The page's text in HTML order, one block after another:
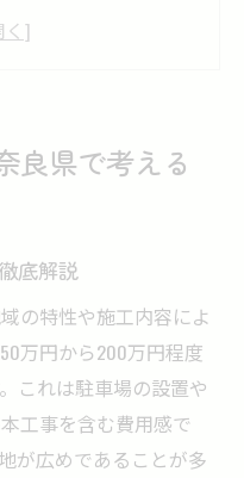
本料金に含まれ
実例集
で叶うプラン例
の費用配分ポイント
予算別で解説
事予算術
のための予算配分
良県で考える
底解説
の特性や施工内容によ
万円から200万円程度
これは駐車場の設置や
工事を含む費用感で
が広めであることが多